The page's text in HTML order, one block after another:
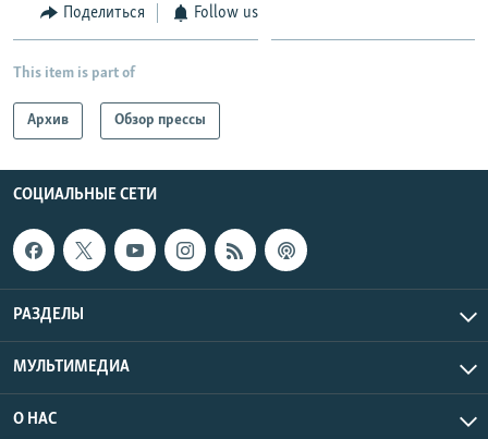
Поделиться Follow us
This item is part of
Архив Обзор прессы
СОЦИАЛЬНЫЕ СЕТИ
РАЗДЕЛЫ
МУЛЬТИМЕДИА
О НАС